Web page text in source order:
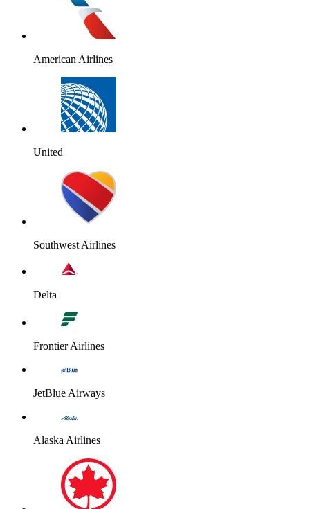
American Airlines
United
Southwest Airlines
Delta
Frontier Airlines
JetBlue Airways
Alaska Airlines